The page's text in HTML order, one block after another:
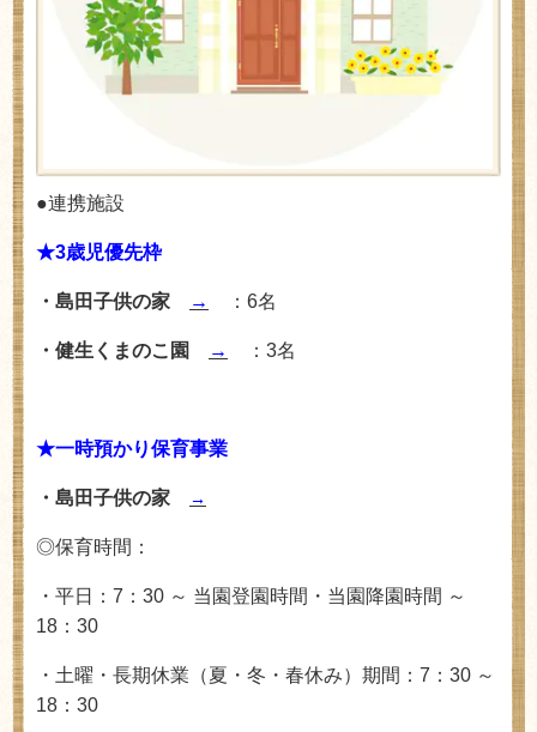
●連携施設
★3歳児優先枠
・島田子供の家 → ：6名
・健生くまのこ園 → ：3名
★一時預かり保育事業
・島田子供の家 →
◎保育時間：
・平日： 7 ： 30 ～ 当園登園時間 ・当園降園時間 ～
18：30
・土曜・長期休業（夏・冬・春休み）期間：7：30 ～
18：30